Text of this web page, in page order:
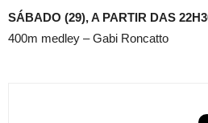
SÁBADO (29), A PARTIR DAS
400m medley – Gabi Roncatto